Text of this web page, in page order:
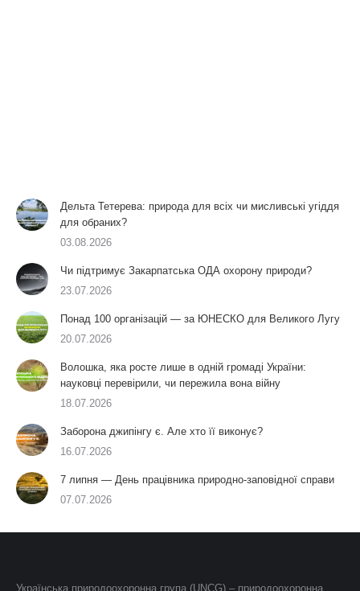
Дельта Тетерева: природа для всіх чи мисливські угіддя
для обраних?
03.08.2026
Чи підтримує Закарпатська ОДА охорону природи?
23.07.2026
Понад 100 організацій — за ЮНЕСКО для Великого Лугу
20.07.2026
Волошка, яка росте лише в одній громаді України:
науковці перевірили, чи пережила вона війну
18.07.2026
Заборона джипінгу є. Але хто її виконує?
16.07.2026
7 липня — День працівника природно-заповідної справи
07.07.2026
Українська природоохоронна група (UNCG) – природоохоронна